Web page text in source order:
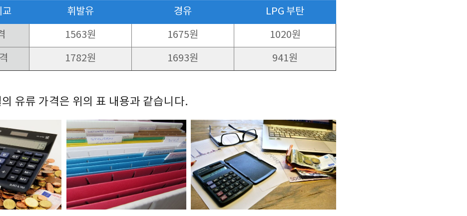
교 휘발유 경유 LPG 부탄
1563원 1675원 1020원
1782원 1693원 941원
유류 가격은 위의 표 내용과 같습니다.